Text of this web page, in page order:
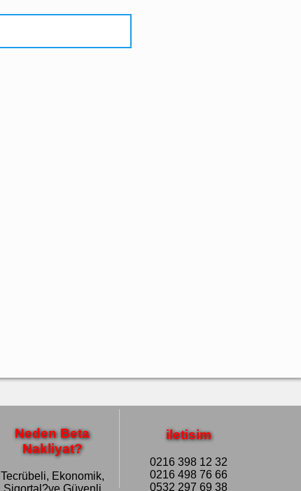
Neden Beta
Nakliyat?
Tecrübeli, Ekonomik,
Sigortal?ve Güvenli
iletisim
0216 398 12 32
0216 498 76 66
0532 297 69 38